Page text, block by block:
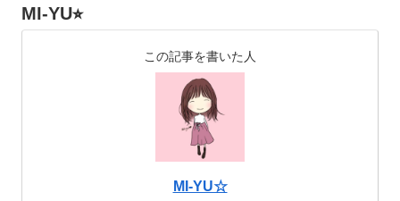
MI-YU⭐︎
この記事を書いた人
MI-YU☆